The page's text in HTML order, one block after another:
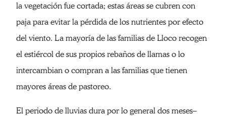
la vegetación fue cortada; estas áreas se cubren con
paja para evitar la pérdida de los nutrientes por efecto
del viento. La mayoría de las familias de Lloco recogen
el estiércol de sus propios rebaños de llamas o lo
intercambian o compran a las familias que tienen
mayores áreas de pastoreo.
El periodo de lluvias dura por lo general dos meses–